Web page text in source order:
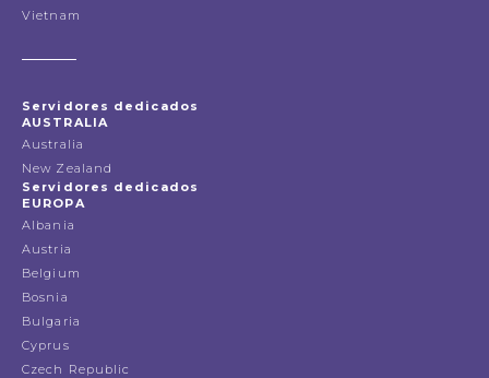
Vietnam
Servidores dedicados
AUSTRALIA
Australia
New Zealand
Servidores dedicados
EUROPA
Albania
Austria
Belgium
Bosnia
Bulgaria
Cyprus
Czech Republic